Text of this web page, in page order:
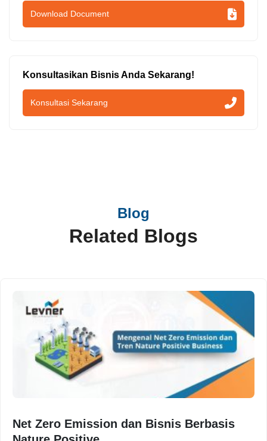
Download Document
Konsultasikan Bisnis Anda Sekarang!
Konsultasi Sekarang
Blog
Related Blogs
Net Zero Emission dan Bisnis Berbasis